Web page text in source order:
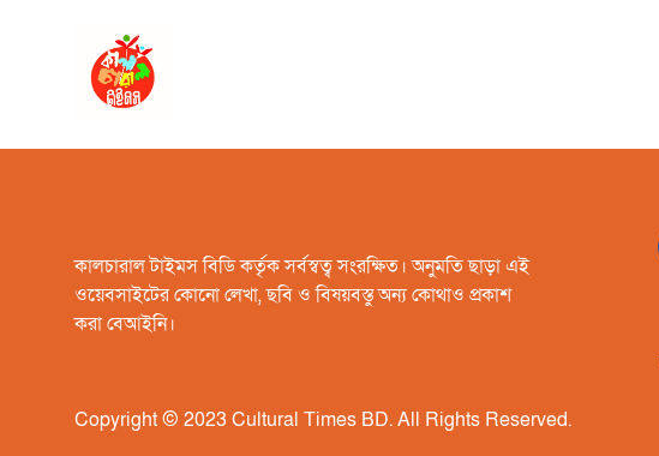
কালচারাল টাইমস বিডি কর্তৃক সর্বস্বত্ব সংরক্ষিত। অনুমতি ছাড়া এই
ওয়েবসাইটের কোনো লেখা, ছবি ও বিষয়বস্তু অন্য কোথাও প্রকাশ
করা বেআইনি।
Copyright © 2023 Cultural Times BD. All Rights Reserved.